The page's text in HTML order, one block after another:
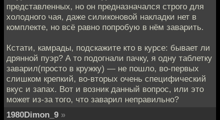
представленных, но он предназначался строго для
холодного чая, даже силиконовой накладки нет в
комплекте, но всё равно попробую в нём заварить.
Кстати, камрады, подскажите кто в курсе: бывает ли
дрянной пуэр? А то подогнали пачку, я одну таблетку
заварил(просто в кружку) — не пошло, во-первых
слишком крепкий, во-вторых очень специфический
вкус и запах. Вот и возник данный вопрос, или это
может из-за того, что заварил неправильно?
1980Dimon_9 »